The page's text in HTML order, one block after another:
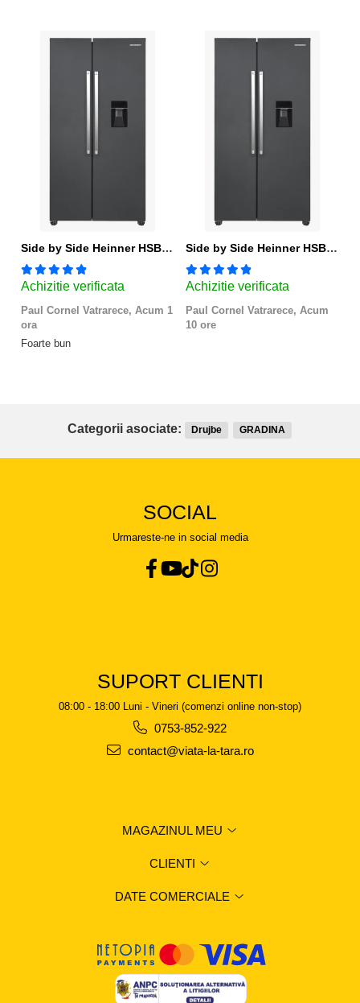
Side by Side Heinner HSBS-HM439NFINVDGWDE++, Total No Frost, Compresor Inverter, Dozator Apa, Display Touch LED, 439 L, Clasa E, Gri Antracit Texturat
Achizitie verificata
Paul Cornel Vatrarece, Acum 1
ora
Foarte bun
Side by Side Heinner HSBS-HM439NFINVDGWDE++, Total No Frost, Compresor Inverter, Dozator Apa, Display Touch LED, 439 L, Clasa E, Gri Antracit Texturat
Achizitie verificata
Paul Cornel Vatrarece, Acum
10 ore
Categorii asociate: Drujbe GRADINA
SOCIAL
Urmareste-ne in social media
SUPORT CLIENTI
08:00 - 18:00 Luni - Vineri (comenzi online non-stop)
0753-852-922
contact@viata-la-tara.ro
MAGAZINUL MEU
CLIENTI
DATE COMERCIALE